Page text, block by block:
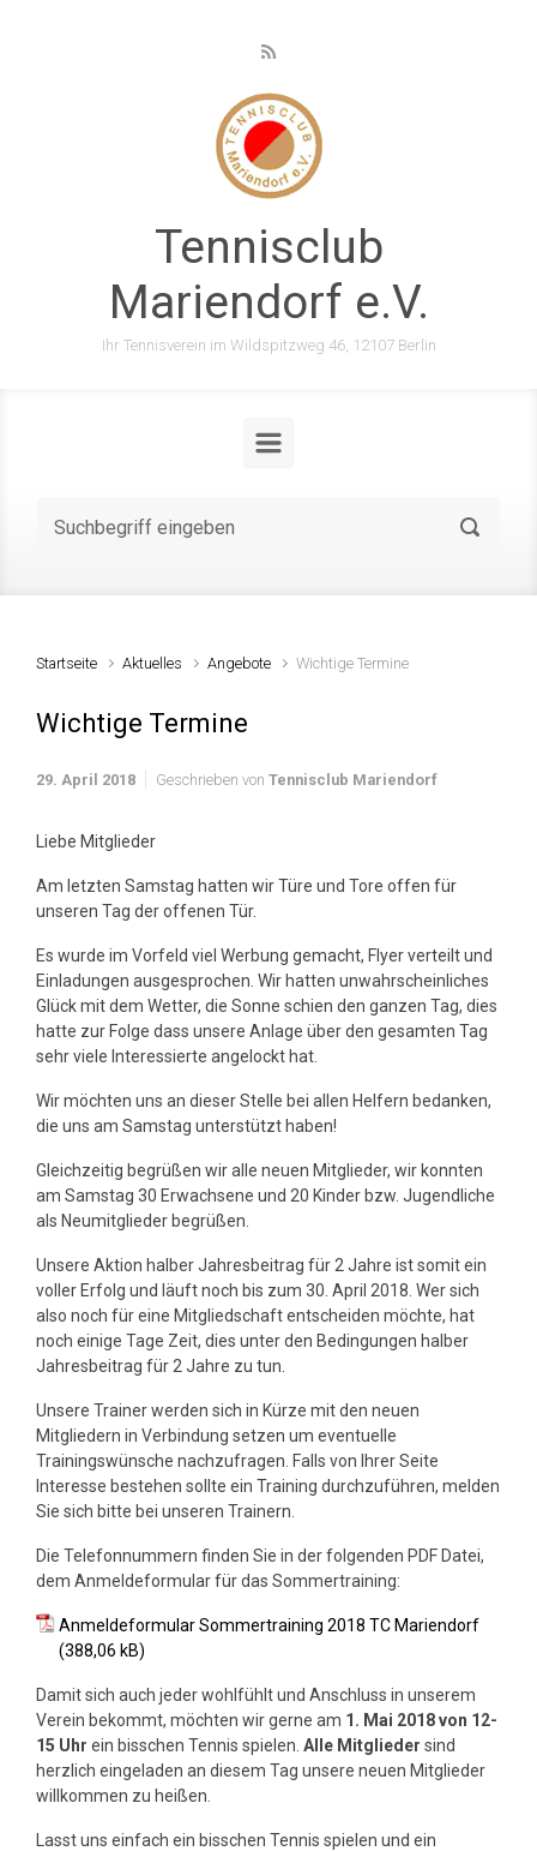
Tennisclub
Mariendorf e.V.
Ihr Tennisverein im Wildspitzweg 46, 12107 Berlin
Startseite Aktuelles Angebote Wichtige Termine
Wichtige Termine
29. April 2018 Geschrieben von Tennisclub Mariendorf
Liebe Mitglieder
Am letzten Samstag hatten wir Türe und Tore offen für
unseren Tag der offenen Tür.
Es wurde im Vorfeld viel Werbung gemacht, Flyer verteilt und
Einladungen ausgesprochen. Wir hatten unwahrscheinliches
Glück mit dem Wetter, die Sonne schien den ganzen Tag, dies
hatte zur Folge dass unsere Anlage über den gesamten Tag
sehr viele Interessierte angelockt hat.
Wir möchten uns an dieser Stelle bei allen Helfern bedanken,
die uns am Samstag unterstützt haben!
Gleichzeitig begrüßen wir alle neuen Mitglieder, wir konnten
am Samstag 30 Erwachsene und 20 Kinder bzw. Jugendliche
als Neumitglieder begrüßen.
Unsere Aktion halber Jahresbeitrag für 2 Jahre ist somit ein
voller Erfolg und läuft noch bis zum 30. April 2018. Wer sich
also noch für eine Mitgliedschaft entscheiden möchte, hat
noch einige Tage Zeit, dies unter den Bedingungen halber
Jahresbeitrag für 2 Jahre zu tun.
Unsere Trainer werden sich in Kürze mit den neuen
Mitgliedern in Verbindung setzen um eventuelle
Trainingswünsche nachzufragen. Falls von Ihrer Seite
Interesse bestehen sollte ein Training durchzuführen, melden
Sie sich bitte bei unseren Trainern.
Die Telefonnummern finden Sie in der folgenden PDF Datei,
dem Anmeldeformular für das Sommertraining:
Anmeldeformular Sommertraining 2018 TC Mariendorf
Damit sich auch jeder wohlfühlt und Anschluss in unserem
Verein bekommt, möchten wir gerne am 1. Mai 2018 von 12-
15 Uhr ein bisschen Tennis spielen. Alle Mitglieder sind
herzlich eingeladen an diesem Tag unsere neuen Mitglieder
willkommen zu heißen.
Lasst uns einfach ein bisschen Tennis spielen und ein